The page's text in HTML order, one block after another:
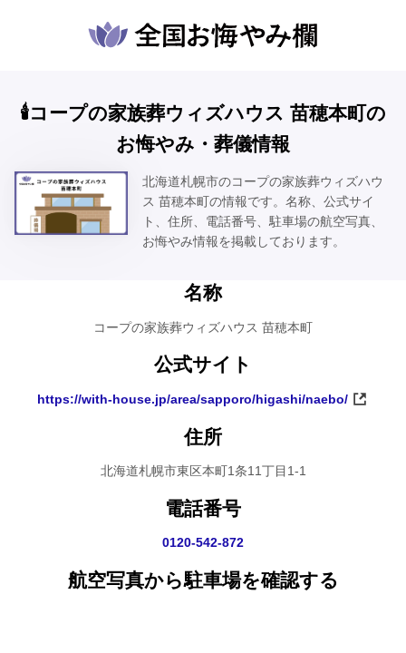
🕯️コープの家族葬ウィズハウス 苗穂本町の
お悔やみ・葬儀情報
北海道札幌市のコープの家族葬ウィズハウ
ス 苗穂本町の情報です。名称、公式サイ
ト、住所、電話番号、駐車場の航空写真、
お悔やみ情報を掲載しております。
名称
コープの家族葬ウィズハウス 苗穂本町
公式サイト
https://with-house.jp/area/sapporo/higashi/naebo/
住所
北海道札幌市東区本町1条11丁目1-1
電話番号
0120-542-872
航空写真から駐車場を確認する